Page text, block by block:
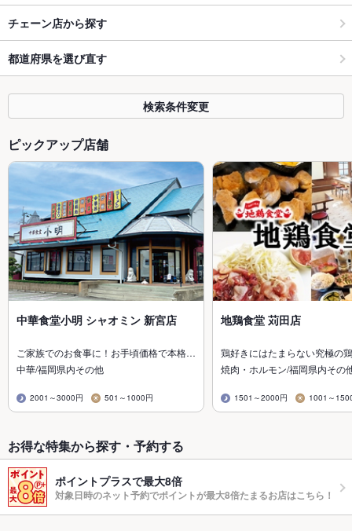
チェーン店から探す
都道府県を選び直す
検索条件変更
ピックアップ店舗
中華食堂小明 シャオミン 新宮店
ご家族でのお食事に！お手頃価格で本格…
中華/福岡県内その他
2001～3000円 501～1000円
地鶏食堂 苅田店
鶏好きにはたまらない究極の
焼肉・ホルモン/福岡県内その
1501～2000円 1001～
お得な特集から探す・予約する
ポイントプラスで最大8倍
対象日時のネット予約でポイントが最大8倍たまるお店はこちら！